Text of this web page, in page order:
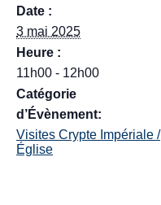
Date :
3 mai 2025
Heure :
11h00 - 12h00
Catégorie
d’Évènement:
Visites Crypte Impériale /
Église